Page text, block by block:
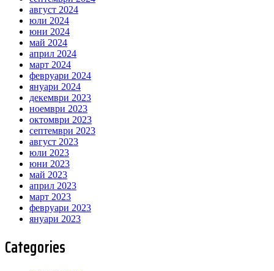
август 2024
юли 2024
юни 2024
май 2024
април 2024
март 2024
февруари 2024
януари 2024
декември 2023
ноември 2023
октомври 2023
септември 2023
август 2023
юли 2023
юни 2023
май 2023
април 2023
март 2023
февруари 2023
януари 2023
Categories